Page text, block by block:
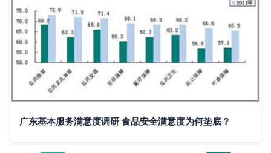
广东基本服务满意度调研 食品安全满意度为何垫底？